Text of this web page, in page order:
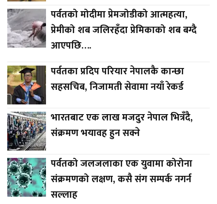
पर्वतको मोदीमा प्रेमजोडीको आत्महत्या,
प्रेमीको शब जलिरहँदा प्रेमिकाको शब बग्दै
आएपछि….
पर्वतका प्रदिप परियार नेपालकै कान्छा
सहसचिब, निजामती सेवामा नयाँ रेकर्ड
भारतबाट एक लाख मजदुर नेपाल भित्रँदै,
संक्रमण भयावह हुन सक्ने
पर्वतको जलजलाका एक युवामा कोरोना
संक्रमणको लक्षण, कसै संग सम्पर्क नगर्न
सल्लाह